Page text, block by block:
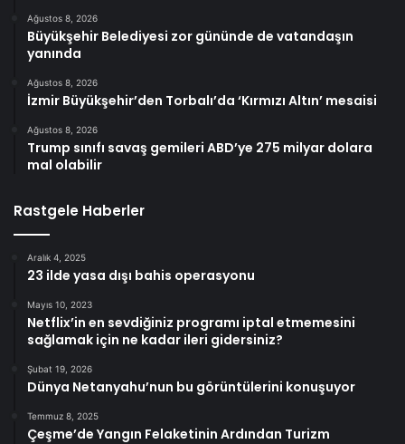
Ağustos 8, 2026
Büyükşehir Belediyesi zor gününde de vatandaşın
yanında
Ağustos 8, 2026
İzmir Büyükşehir’den Torbalı’da ‘Kırmızı Altın’ mesaisi
Ağustos 8, 2026
Trump sınıfı savaş gemileri ABD’ye 275 milyar dolara
mal olabilir
Rastgele Haberler
Aralık 4, 2025
23 ilde yasa dışı bahis operasyonu
Mayıs 10, 2023
Netflix’in en sevdiğiniz programı iptal etmemesini
sağlamak için ne kadar ileri gidersiniz?
Şubat 19, 2026
Dünya Netanyahu’nun bu görüntülerini konuşuyor
Temmuz 8, 2025
Çeşme’de Yangın Felaketinin Ardından Turizm